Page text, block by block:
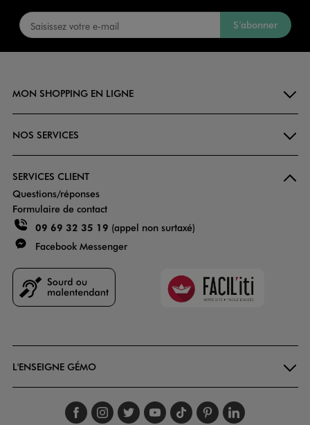
S’abonner
MON SHOPPING EN LIGNE
NOS SERVICES
SERVICES CLIENT
Questions/réponses
Formulaire de contact
09 69 32 35 19 (appel non surtaxé)
Facebook Messenger
Faciliti
L'ENSEIGNE GÉMO